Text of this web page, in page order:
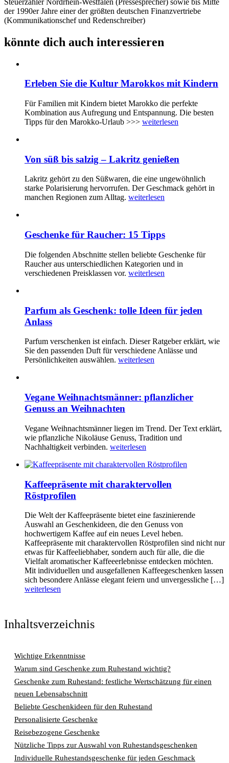
der 1990er Jahre einer der größten deutschen Finanzvertriebe
(Kommunikationschef und Redenschreiber)
könnte dich auch interessieren
Erleben Sie die Kultur Marokkos mit Kindern
Für Familien mit Kindern bietet Marokko die perfekte
Kombination aus Aufregung und Entspannung. Die besten
Tipps für den Marokko-Urlaub >>> weiterlesen
Von süß bis salzig – Lakritz genießen
Lakritz gehört zu den Süßwaren, die eine ungewöhnlich
starke Polarisierung hervorrufen. Der Geschmack gehört in
manchen Regionen zum Alltag. weiterlesen
Geschenke für Raucher: 15 Tipps
Die folgenden Abschnitte stellen beliebte Geschenke für
Raucher aus unterschiedlichen Kategorien und in
verschiedenen Preisklassen vor. weiterlesen
Parfum als Geschenk: tolle Ideen für jeden
Anlass
Parfum verschenken ist einfach. Dieser Ratgeber erklärt, wie
Sie den passenden Duft für verschiedene Anlässe und
Persönlichkeiten auswählen. weiterlesen
Vegane Weihnachtsmänner: pflanzlicher
Genuss an Weihnachten
Vegane Weihnachtsmänner liegen im Trend. Der Text erklärt,
wie pflanzliche Nikoläuse Genuss, Tradition und
Nachhaltigkeit verbinden. weiterlesen
Kaffeepräsente mit charaktervollen
Röstprofilen
Die Welt der Kaffeepräsente bietet eine faszinierende
Auswahl an Geschenkideen, die den Genuss von
hochwertigem Kaffee auf ein neues Level heben.
Kaffeepräsente mit charaktervollen Röstprofilen sind nicht nur
etwas für Kaffeeliebhaber, sondern auch für alle, die die
Vielfalt aromatischer Kaffeeerlebnisse entdecken möchten.
Mit individuellen und ausgefallenen Kaffeegeschenken lassen
sich besondere Anlässe elegant feiern und unvergessliche […]
weiterlesen
Inhaltsverzeichnis
Wichtige Erkenntnisse
Warum sind Geschenke zum Ruhestand wichtig?
Geschenke zum Ruhestand: festliche Wertschätzung für einen
neuen Lebensabschnitt
Beliebte Geschenkideen für den Ruhestand
Personalisierte Geschenke
Reisebezogene Geschenke
Nützliche Tipps zur Auswahl von Ruhestandsgeschenken
Individuelle Ruhestandsgeschenke für jeden Geschmack